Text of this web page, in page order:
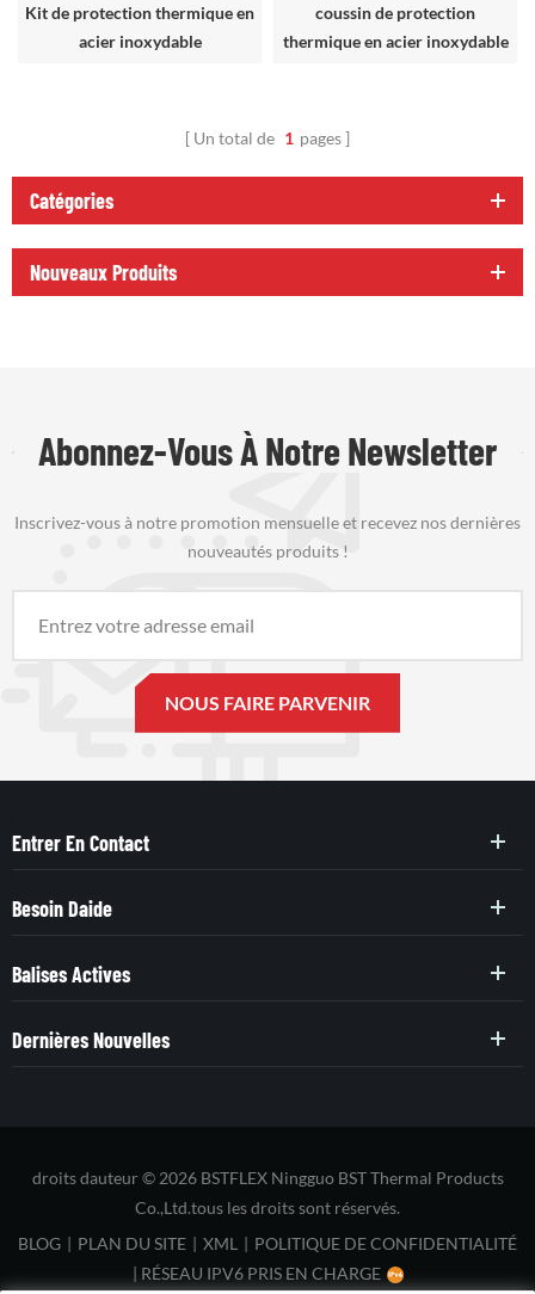
Kit de protection thermique en
acier inoxydable
coussin de protection
thermique en acier inoxydable
Un total de 1 pages
Catégories
Nouveaux Produits
Abonnez-Vous À Notre Newsletter
Inscrivez-vous à notre promotion mensuelle et recevez nos dernières
nouveautés produits !
Entrer En Contact
Besoin Daide
Balises Actives
Dernières Nouvelles
droits dauteur © 2026 BSTFLEX Ningguo BST Thermal Products
Co.,Ltd.tous les droits sont réservés.
BLOG | PLAN DU SITE | XML | POLITIQUE DE CONFIDENTIALITÉ
| RÉSEAU IPV6 PRIS EN CHARGE